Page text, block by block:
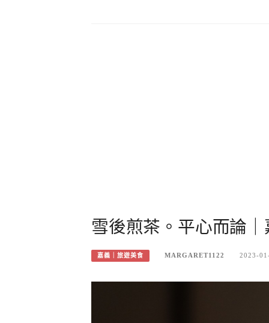
雪後煎茶。平心而論
嘉義｜旅遊美食 MARGARET1122 2023-